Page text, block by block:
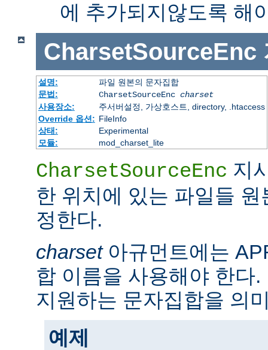
에 추가되지않도록 해
CharsetSourceEnc
설명:
파일 원본의 문자집합
문법:
CharsetSourceEnc charset
사용장소:
주서버설정, 가상호스트, directory, .htaccess
Override 옵션: FileInfo
상태:
Experimental
모듈:
mod_charset_lite
CharsetSourceEnc 지
한 위치에 있는 파일들
정한다.
charset아규먼트에는
합 이름을 사용해야 한다
지원하는 문자집합을 의
예제